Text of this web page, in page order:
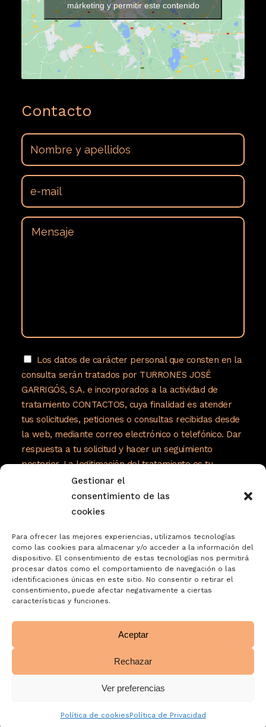
Gestionar el
consentimiento de las
cookies
Para ofrecer las mejores experiencias, utilizamos tecnologías
como las cookies para almacenar y/o acceder a la información del
dispositivo. El consentimiento de estas tecnologías nos permitirá
procesar datos como el comportamiento de navegación o las
identificaciones únicas en este sitio. No consentir o retirar el
consentimiento, puede afectar negativamente a ciertas
características y funciones.
Aceptar
Rechazar
Ver preferencias
Política de cookiesPolítica de Privacidad
márketing y permitir este contenido
Contacto
Los datos de carácter personal que consten en la
consulta serán tratados por TURRONES JOSÉ
GARRIGÓS, S.A. e incorporados a la actividad de
tratamiento CONTACTOS, cuya finalidad es atender
tus solicitudes, peticiones o consultas recibidas desde
la web, mediante correo electrónico o telefónico. Dar
respuesta a tu solicitud y hacer un seguimiento
posterior. La legitimación del tratamiento es tu
consentimiento. Tus datos no serán cedidos a
terceros. Tienes derecho a acceder, rectificar y
suprimir tus datos, así como otros derechos como se
https://www.adelopd.com/privacidad/turrones-
jose-garrigos-sa